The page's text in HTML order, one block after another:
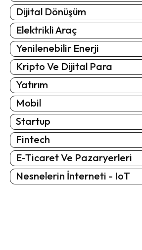
Dijital Dönüşüm
Elektrikli Araç
Yenilenebilir Enerji
Kripto Ve Dijital Para
Yatırım
Mobil
Startup
Fintech
E-Ticaret Ve Pazaryerleri
Nesnelerin İnterneti - IoT